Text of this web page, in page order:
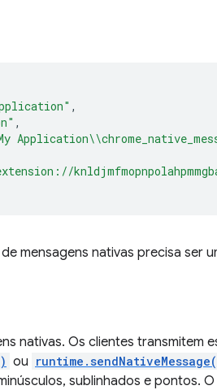
,
,
mensagens nativas precisa ser
nativas. Os clientes transmitem
ou
sublinhados e pontos.